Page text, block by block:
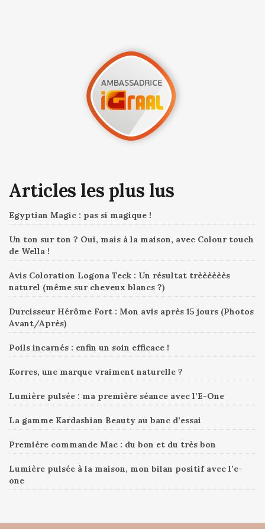
Articles les plus lus
Egyptian Magic : pas si magique !
Un ton sur ton ? Oui, mais à la maison, avec Colour touch
de Wella !
Avis Coloration Logona Teck : Un résultat trèèèèèès
naturel (même sur cheveux blancs ?)
Durcisseur Hérôme Fort : Mon avis après 15 jours (Photos
Avant/Après)
Poils incarnés : enfin un soin efficace !
Korres, une marque vraiment naturelle ?
Lumière pulsée : ma première séance avec l’E-One
La gamme Kardashian Beauty au banc d’essai
Première commande Mac : du bon et du très bon
Lumière pulsée à la maison, mon bilan positif avec l’e-
one